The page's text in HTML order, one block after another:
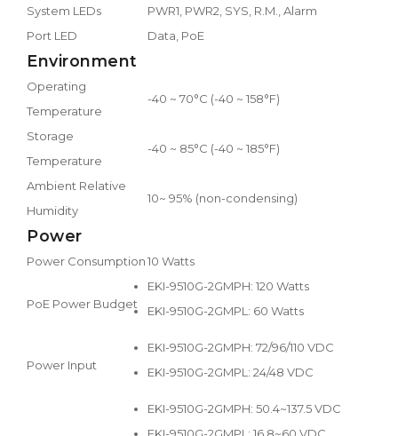
System LEDs
PWR1, PWR2, SYS, R.M., Alarm
Port LED
Data, PoE
Environment
Operating
Temperature
-40 ~ 70°C (-40 ~ 158°F)
Storage
Temperature
-40 ~ 85°C (-40 ~ 185°F)
Ambient Relative
Humidity
10~ 95% (non-condensing)
Power
Power Consumption10 Watts
PoE Power Budget
EKI-9510G-2GMPH: 120 Watts
EKI-9510G-2GMPL: 60 Watts
Power Input
EKI-9510G-2GMPH: 72/96/110 VDC
EKI-9510G-2GMPL: 24/48 VDC
EKI-9510G-2GMPH: 50.4~137.5 VDC
EKI-9510G-2GMPL: 16.8~60 VDC